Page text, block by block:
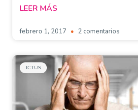
LEER MÁS
febrero 1, 2017 2 comentarios
ICTUS